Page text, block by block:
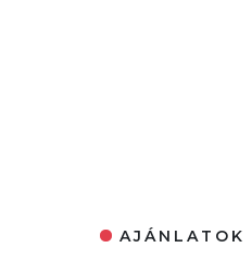
AJÁNLATOK